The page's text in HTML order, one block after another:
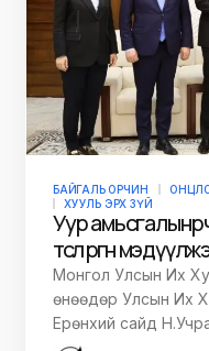
БАЙГАЛЬ ОРЧИН
ХУУЛЬ ЭРХ ЗҮЙ
Уур амьсгалын
төсөл өргөн
Монгол Улсын Их
өнөөдөр Улсын Их
Ерөнхий сайд